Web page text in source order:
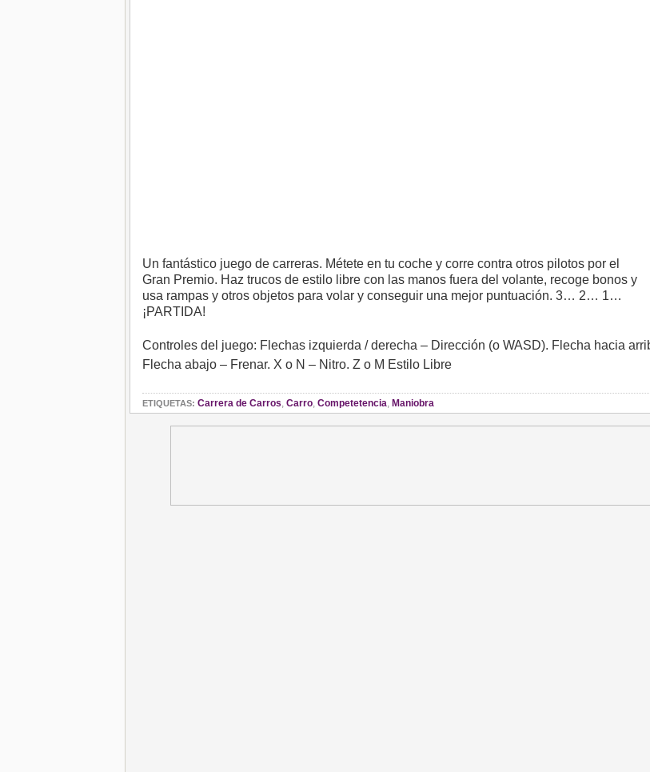
Un fantástico juego de carreras. Métete en tu coche y corre contra otros pilotos por el
Gran Premio. Haz trucos de estilo libre con las manos fuera del volante, recoge bonos y
usa rampas y otros objetos para volar y conseguir una mejor puntuación. 3… 2… 1…
¡PARTIDA!
Controles del juego: Flechas izquierda / derecha – Dirección (o WASD). Flecha hacia
Flecha abajo – Frenar. X o N – Nitro. Z o M Estilo Libre
ETIQUETAS: Carrera de Carros, Carro, Competetencia, Maniobra